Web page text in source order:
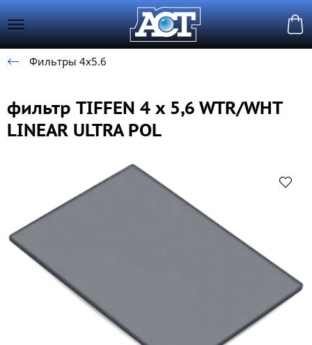
Фильтры 4х5.6
фильтр TIFFEN 4 x 5,6 WTR/WHT
LINEAR ULTRA POL